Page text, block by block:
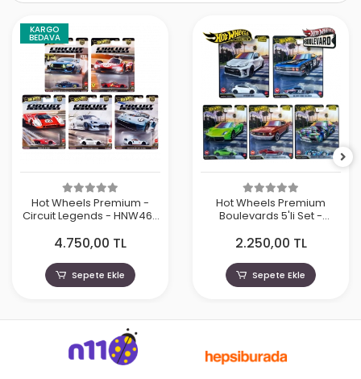
KARGO
BEDAVA
Hot Wheels Premium -
Circuit Legends - HNW46-
4.750,00 TL
Sepete Ekle
Hot Wheels Premium
Boulevards 5'li Set -
2.250,00 TL
Sepete Ekle